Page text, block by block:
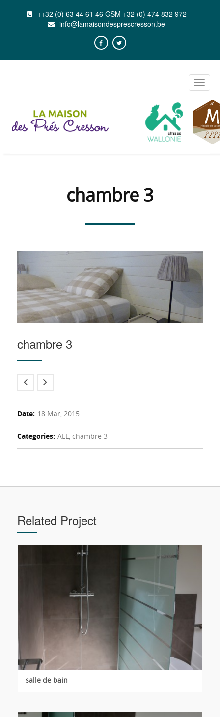
++32 (0) 63 44 61 46 GSM +32 (0) 474 832 972
info@lamaisondesprescresson.be
Toggle
chambre 3
chambre 3
Date: 18 Mar, 2015
Categories: ALL, chambre 3
Related Project
salle de bain